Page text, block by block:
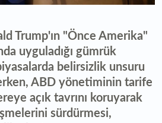
Trump'ın "Önce Amerika"
uyguladığı gümrük
belirsizlik unsuru
ABD yönetiminin tarife
açık tavrını koruyarak
sürdürmesi,